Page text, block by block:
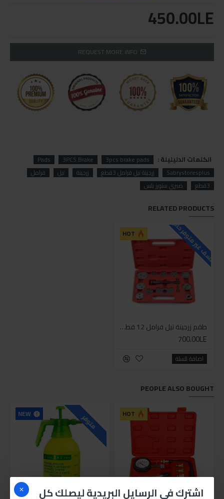
اشترك في الرسايل البريدية ليصلك كل
450.00LE
REQUEST MORE INFO
الكلمات الدليليلة : 3pcs brake pads
3PCS.Brake
Pads
Sabrystoresplus
زرجينة تيل فرامل 3قطع زرجينة تيل
فرامل
3قطع
صبري ستورز بلس
RELATED PRODUCTS
HOT للاسف غير متوفر حاليا
طقم زرجينة تيل فرامل 12 قطعة
700.00LE
اضافة للسلة
PEOPLE ALSO BOUGHT
HOT
NEW متوفر